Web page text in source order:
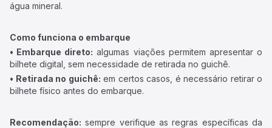
água mineral.
Como funciona o embarque
• Embarque direto: algumas viações permitem apresentar o
bilhete digital, sem necessidade de retirada no guichê.
• Retirada no guichê: em certos casos, é necessário retirar o
bilhete físico antes do embarque.
Recomendação: sempre verifique as regras específicas da